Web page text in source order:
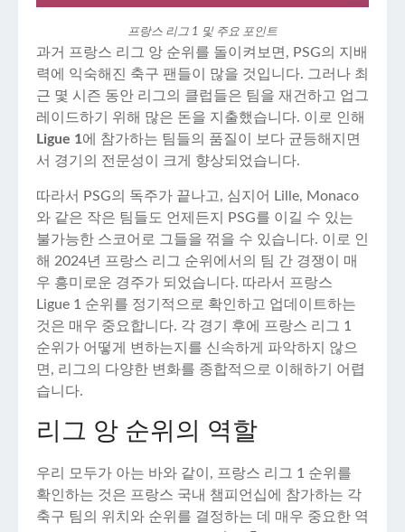
프랑스 리그 1 및 주요 포인트
과거 프랑스 리그 앙 순위를 돌이켜보면, PSG의 지배
력에 익숙해진 축구 팬들이 많을 것입니다. 그러나 최
근 몇 시즌 동안 리그의 클럽들은 팀을 재건하고 업그
레이드하기 위해 많은 돈을 지출했습니다. 이로 인해
Ligue 1에 참가하는 팀들의 품질이 보다 균등해지면
서 경기의 전문성이 크게 향상되었습니다.
따라서 PSG의 독주가 끝나고, 심지어 Lille, Monaco
와 같은 작은 팀들도 언제든지 PSG를 이길 수 있는
불가능한 스코어로 그들을 꺾을 수 있습니다. 이로 인
해 2024년 프랑스 리그 순위에서의 팀 간 경쟁이 매
우 흥미로운 경주가 되었습니다. 따라서 프랑스
Ligue 1 순위를 정기적으로 확인하고 업데이트하는
것은 매우 중요합니다. 각 경기 후에 프랑스 리그 1
순위가 어떻게 변하는지를 신속하게 파악하지 않으
면, 리그의 다양한 변화를 종합적으로 이해하기 어렵
습니다.
리그 앙 순위의 역할
우리 모두가 아는 바와 같이, 프랑스 리그 1 순위를
확인하는 것은 프랑스 국내 챔피언십에 참가하는 각
축구 팀의 위치와 순위를 결정하는 데 매우 중요한 역